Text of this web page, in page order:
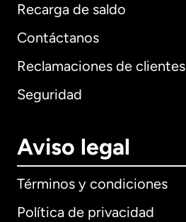
Recarga de saldo
Contáctanos
Reclamaciones de clientes
Seguridad
Aviso legal
Términos y condiciones
Política de privacidad